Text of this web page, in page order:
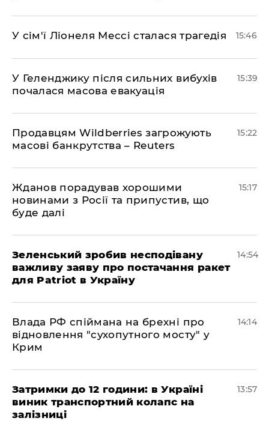
У сім'ї Ліонеля Мессі сталася трагедія 15:46
У Геленджику після сильних вибухів
почалася масова евакуація
15:39
Продавцям Wildberries загрожують
масові банкрутства – Reuters
15:22
Жданов порадував хорошими
новинами з Росії та припустив, що
буде далі
15:17
Зеленський зробив несподівану
важливу заяву про постачання ракет
для Patriot в Україну
14:54
Влада РФ спіймана на брехні про
відновлення "сухопутного мосту" у
Крим
14:14
Затримки до 12 години: в Україні
виник транспортний колапс на
залізниці
13:57